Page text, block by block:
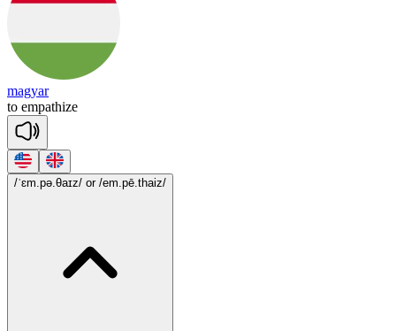
magyar
to empathize
/ˈɛm.pə.θaɪz/ or /em.pē.thaiz/